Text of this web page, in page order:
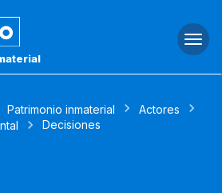
Patrimonio inmaterial
Actores
Decisiones